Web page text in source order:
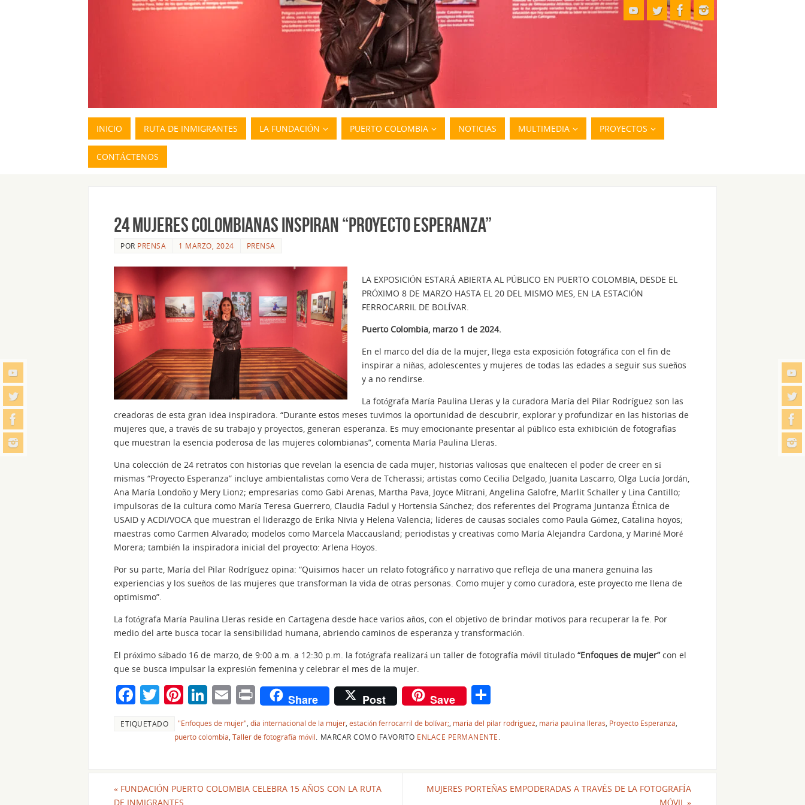
INICIO RUTA DE INMIGRANTES LA FUNDACIÓN PUERTO COLOMBIA NOTICIAS MULTIMEDIA PROYECTOS
CONTÁCTENOS
24 MUJERES COLOMBIANAS INSPIRAN “PROYECTO ESPERANZA”
POR PRENSA 1 MARZO, 2024 PRENSA
LA EXPOSICIÓN ESTARÁ ABIERTA AL PÚBLICO EN PUERTO COLOMBIA, DESDE EL
PRÓXIMO 8 DE MARZO HASTA EL 20 DEL MISMO MES, EN LA ESTACIÓN
FERROCARRIL DE BOLÍVAR.
Puerto Colombia, marzo 1 de 2024.
En el marco del día de la mujer, llega esta exposición fotográfica con el fin de
inspirar a niñas, adolescentes y mujeres de todas las edades a seguir sus sueños
y a no rendirse.
La fotógrafa María Paulina Lleras y la curadora María del Pilar Rodríguez son las
creadoras de esta gran idea inspiradora. “Durante estos meses tuvimos la oportunidad de descubrir, explorar y profundizar en las historias de
mujeres que, a través de su trabajo y proyectos, generan esperanza. Es muy emocionante presentar al público esta exhibición de fotografías
que muestran la esencia poderosa de las mujeres colombianas”, comenta María Paulina Lleras.
Una colección de 24 retratos con historias que revelan la esencia de cada mujer, historias valiosas que enaltecen el poder de creer en sí
mismas “Proyecto Esperanza” incluye ambientalistas como Vera de Tcherassi; artistas como Cecilia Delgado, Juanita Lascarro, Olga Lucía Jordán,
Ana María Londoño y Mery Lionz; empresarias como Gabi Arenas, Martha Pava, Joyce Mitrani, Angelina Galofre, Marlit Schaller y Lina Cantillo;
impulsoras de la cultura como María Teresa Guerrero, Claudia Fadul y Hortensia Sánchez; dos referentes del Programa Juntanza Étnica de
USAID y ACDI/VOCA que muestran el liderazgo de Erika Nivia y Helena Valencia; líderes de causas sociales como Paula Gómez, Catalina hoyos;
maestras como Carmen Alvarado; modelos como Marcela Maccausland; periodistas y creativas como María Alejandra Cardona, y Mariné Moré
Morera; también la inspiradora inicial del proyecto: Arlena Hoyos.
Por su parte, María del Pilar Rodríguez opina: “Quisimos hacer un relato fotográfico y narrativo que refleja de una manera genuina las
experiencias y los sueños de las mujeres que transforman la vida de otras personas. Como mujer y como curadora, este proyecto me llena de
optimismo”.
La fotógrafa María Paulina Lleras reside en Cartagena desde hace varios años, con el objetivo de brindar motivos para recuperar la fe. Por
medio del arte busca tocar la sensibilidad humana, abriendo caminos de esperanza y transformación.
El próximo sábado 16 de marzo, de 9:00 a.m. a 12:30 p.m. la fotógrafa realizará un taller de fotografía móvil titulado “Enfoques de mujer”con el
que se busca impulsar la expresión femenina y celebrar el mes de la mujer.
F
c
o
T
itt
Pi
nt
er
Li
n
k
n
E
m
ai
Pr
in
t
Share Post Save
o
m
tir
ETIQUETADO "Enfoques de mujer" dia internacional de la mujer estación ferrocarril de bolívar; maria del pilar rodriguez maria paulina lleras Proyecto Esperanza
puerto colombia Taller de fotografía móvil MARCAR COMO FAVORITO ENLACE PERMANENTE
« FUNDACIÓN PUERTO COLOMBIA CELEBRA 15 AÑOS CON LA RUTA
DE INMIGRANTES
MUJERES PORTEÑAS EMPODERADAS A TRAVÉS DE LA FOTOGRAFÍA
MÓVIL »